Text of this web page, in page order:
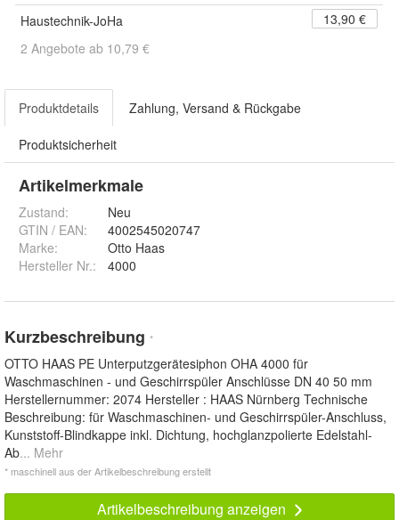
Haustechnik-JoHa
13,90 €
2 Angebote ab 10,79 €
Produktdetails Zahlung, Versand & Rückgabe
Produktsicherheit
Artikelmerkmale
Zustand:
Neu
GTIN / EAN:
4002545020747
Marke:
Otto Haas
Hersteller Nr.:
4000
Kurzbeschreibung *
OTTO HAAS PE Unterputzgerätesiphon OHA 4000 für
Waschmaschinen - und Geschirrspüler Anschlüsse DN 40 50 mm
Herstellernummer: 2074 Hersteller : HAAS Nürnberg Technische
Beschreibung: für Waschmaschinen- und Geschirrspüler-Anschluss,
Kunststoff-Blindkappe inkl. Dichtung, hochglanzpolierte Edelstahl-
Ab... Mehr
* maschinell aus der Artikelbeschreibung erstellt
Artikelbeschreibung anzeigen